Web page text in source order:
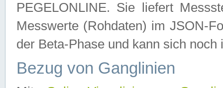
PEGELONLINE. Sie liefert
Messwerte (Rohdaten) im JSON-
der Beta-Phase und kann sich noch
Bezug von Ganglinien